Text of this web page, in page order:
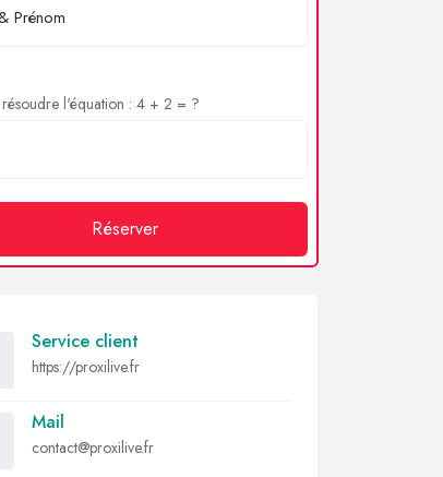
l'équation : 4 + 2 = ?
Réserver
Service client
https://proxilive.fr
Mail
contact@proxilive.fr